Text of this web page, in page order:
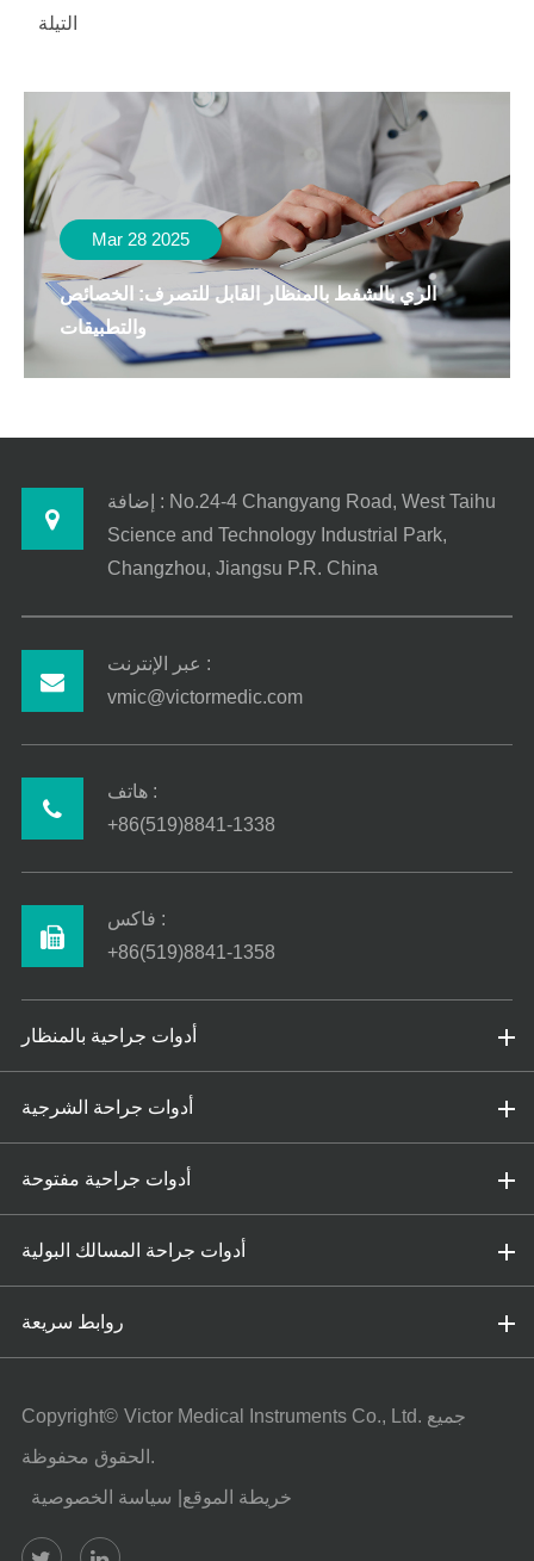
التيلة
Mar 28 2025
الري بالشفط بالمنظار القابل للتصرف: الخصائص
والتطبيقات
إضافة : No.24-4 Changyang Road, West Taihu
Science and Technology Industrial Park,
Changzhou, Jiangsu P.R. China
عبر الإنترنت :
vmic@victormedic.com
هاتف :
+86(519)8841-1338
فاكس :
+86(519)8841-1358
أدوات جراحية بالمنظار
أدوات جراحة الشرجية
أدوات جراحية مفتوحة
أدوات جراحة المسالك البولية
روابط سريعة
Copyright© Victor Medical Instruments Co., Ltd.
الحقوق محفوظة.
خريطة الموقع
سياسة الخصوصية